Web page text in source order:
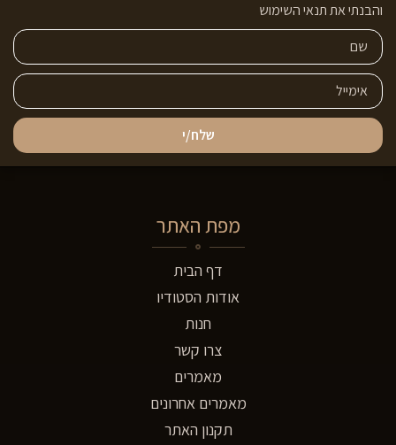
והבנתי את תנאי השימוש
שלח/י
מפת האתר
דף הבית
אודות הסטודיו
חנות
צרו קשר
מאמרים
מאמרים אחרונים
תקנון האתר